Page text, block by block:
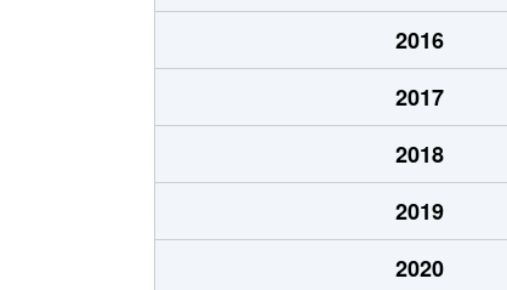
寺町
150万円
字戸田
2,700万円
内記
590万円
字中ノ
3,400万円
長町
1,400万円
2016
2017
2018
2019
2020